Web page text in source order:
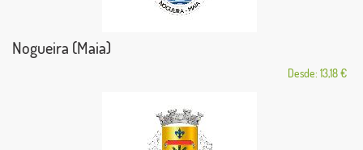
Nogueira (Maia)
Desde: 13,18 €